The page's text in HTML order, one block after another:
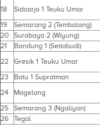
18 Sidoarjo 1 Teuku Umar
19
Semarang 2 (Tembalang)
20
Surabaya 2 (Wiyung)
21
Bandung 1 (Setiabudi)
22 Gresik 1 Teuku Umar
23
Batu 1 Supratman
24 Magelang
25
Semarang 3 (Ngaliyan)
26
Tegal